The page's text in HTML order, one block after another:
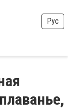
Рус